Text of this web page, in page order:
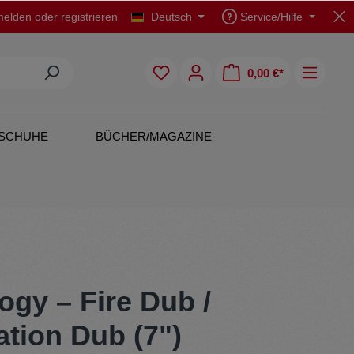
oder registrieren Deutsch Service/Hilfe
0,00 €*
BÜCHER/MAGAZINE
Originals
Polo Shirts
Rock
– Fire Dub /
Dub (7")